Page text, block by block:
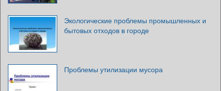
Экологические проблемы промышленных и
бытовых отходов в городе
Проблемы утилизации мусора